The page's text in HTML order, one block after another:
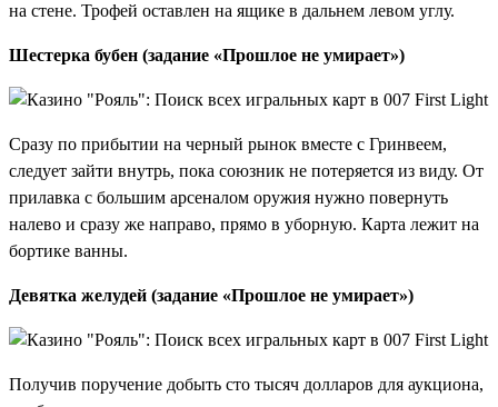
на стене. Трофей оставлен на ящике в дальнем левом углу.
Шестерка бубен (задание «Прошлое не умирает»)
Сразу по прибытии на черный рынок вместе с Гринвеем,
следует зайти внутрь, пока союзник не потеряется из виду. От
прилавка с большим арсеналом оружия нужно повернуть
налево и сразу же направо, прямо в уборную. Карта лежит на
бортике ванны.
Девятка желудей (задание «Прошлое не умирает»)
Получив поручение добыть сто тысяч долларов для аукциона,